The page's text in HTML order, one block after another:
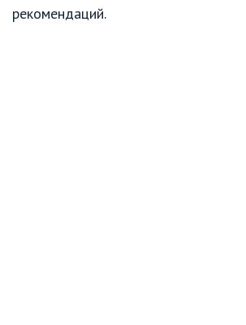
рекомендаций.